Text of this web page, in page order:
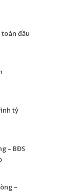
toán đầu
tỷ
– BĐS
–